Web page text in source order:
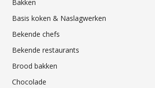
Bakken
Basis koken & Naslagwerken
Bekende chefs
Bekende restaurants
Brood bakken
Chocolade